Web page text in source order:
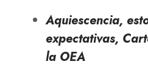
Aquiescencia,
expectativas,
la OEA